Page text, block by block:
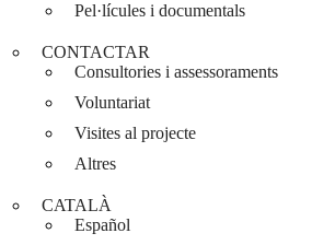
Pel·lícules i documentals
CONTACTAR
Consultories i assessoraments
Voluntariat
Visites al projecte
Altres
CATALÀ
Español